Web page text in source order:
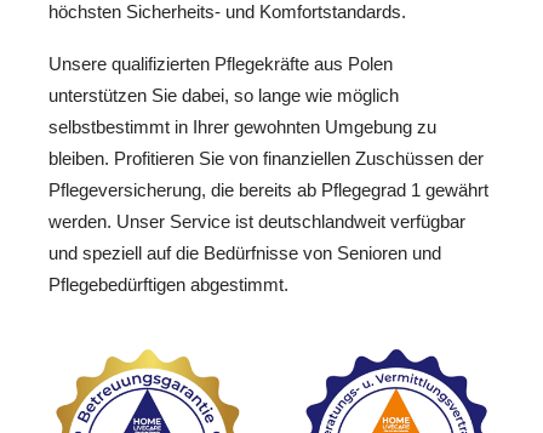
höchsten Sicherheits- und Komfortstandards.
Unsere qualifizierten Pflegekräfte aus Polen
unterstützen Sie dabei, so lange wie möglich
selbstbestimmt in Ihrer gewohnten Umgebung zu
bleiben. Profitieren Sie von finanziellen Zuschüssen der
Pflegeversicherung, die bereits ab Pflegegrad 1 gewährt
werden. Unser Service ist deutschlandweit verfügbar
und speziell auf die Bedürfnisse von Senioren und
Pflegebedürftigen abgestimmt.